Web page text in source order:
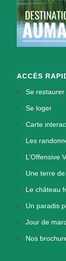
ACCÈS
Se restaurer
Se loger
Carte
Les
L’Offensive
Une terre
Le château
Un paradis
Jour de
Nos